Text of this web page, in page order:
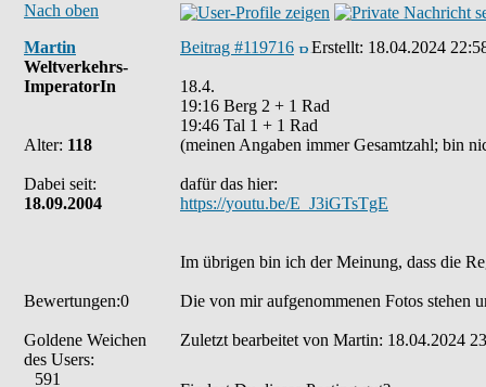
Nach oben
Martin
Weltverkehrs-
ImperatorIn
Alter: 118
Dabei seit:
18.09.2004
Bewertungen:0
Goldene Weichen
des Users:
591
Beitrag #119716 Erstellt: 18.04.2024
18.4.
19:16 Berg 2 + 1 Rad
19:46 Tal 1 + 1 Rad
(meinen Angaben immer Gesamtzahl; bin
dafür das hier:
https://youtu.be/E_J3iGTsTgE
Im übrigen bin ich der Meinung, dass die
Die von mir aufgenommenen Fotos stehen
Zuletzt bearbeitet von Martin: 18.04.2024